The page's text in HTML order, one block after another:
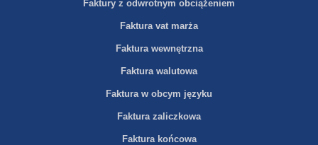
Faktury z odwrotnym obciążeniem
Faktura vat marża
Faktura wewnętrzna
Faktura walutowa
Faktura w obcym języku
Faktura zaliczkowa
Faktura końcowa